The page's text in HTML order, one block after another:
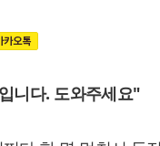
니다. 도와주세요"